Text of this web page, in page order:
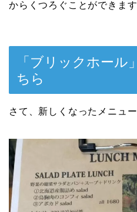
からくつろぐことができます
「ブリックホール
ちら
さて、新しくなったメニュー